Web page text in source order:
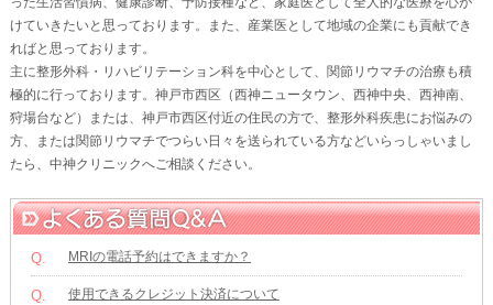
けていきたいと思っております。また、産業医として地域の企業にも貢献でき
ればと思っております。
主に整形外科・リハビリテーション科を中心として、関節リウマチの治療も積
極的に行っております。神戸市西区（西神ニュータウン、西神中央、西神南、
狩場台など）または、神戸市西区付近の住民の方で、整形外科疾患にお悩みの
方、または関節リウマチでつらい日々を送られている方などいらっしゃいまし
たら、中神クリニックへご相談ください。
Q. MRIの電話予約はできますか？
Q. 使用できるクレジット決済について